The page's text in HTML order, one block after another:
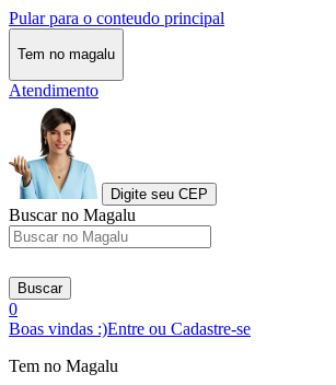
Pular para o conteudo principal
Tem no magalu
Atendimento
Digite seu CEP
Buscar no Magalu
Buscar
0
Boas vindas :)Entre ou Cadastre-se
Tem no Magalu